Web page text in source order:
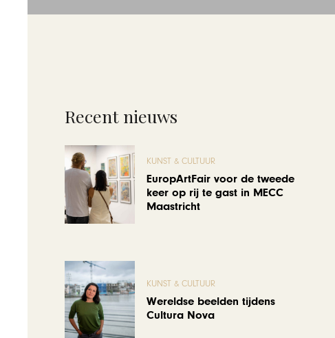
Recent nieuws
KUNST & CULTUUR
EuropArtFair voor de tweede
keer op rij te gast in MECC
Maastricht
KUNST & CULTUUR
Wereldse beelden tijdens
Cultura Nova